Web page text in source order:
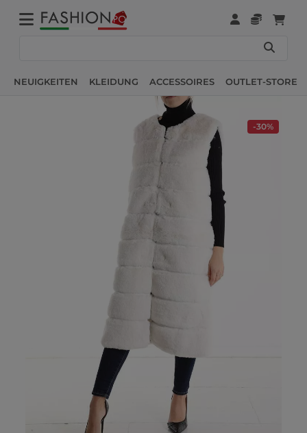
NEUIGKEITEN KLEIDUNG ACCESSOIRES OUTLET-STORE
-30%